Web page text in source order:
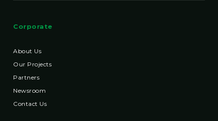
Corporate
About Us
Our Projects
Partners
Newsroom
Contact Us